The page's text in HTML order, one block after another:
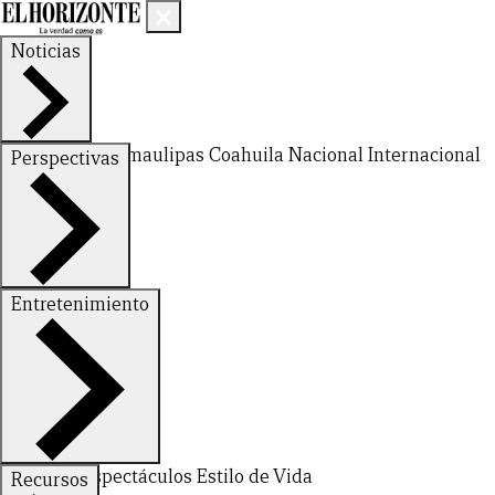
Noticias
Nuevo LeónTamaulipas Coahuila NacionalInternacional
Perspectivas
FinanzasOpinión
Entretenimiento
DeportesEspectáculos Estilo de Vida
Recursos
CERRAR